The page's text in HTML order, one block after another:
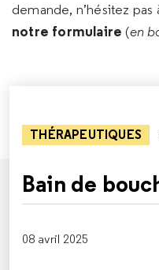
demande, n’hésitez pas
notre formulaire (en
THÉRAPEUTIQUES
Bain de
08 avril 2025